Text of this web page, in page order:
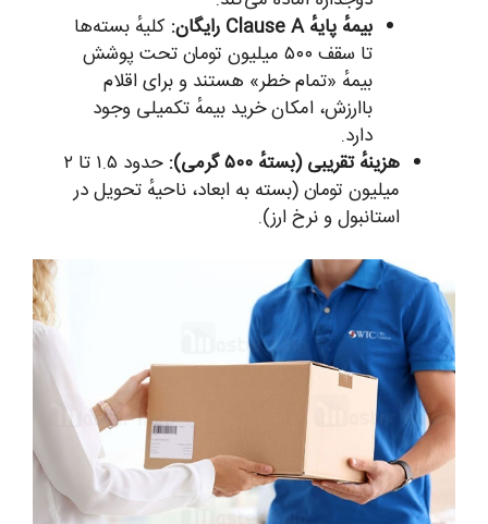
بیمهٔ پایهٔ Clause A رایگان:
کلیهٔ بسته‌ها
تا سقف ۵۰۰ میلیون تومان تحت پوشش
بیمهٔ «تمام خطر» هستند و برای اقلام
باارزش، امکان خرید بیمهٔ تکمیلی وجود
دارد.
هزینهٔ تقریبی (بستهٔ ۵۰۰ گرمی):
حدود ۱.۵ تا ۲
میلیون تومان (بسته به ابعاد، ناحیهٔ تحویل در
استانبول و نرخ ارز).